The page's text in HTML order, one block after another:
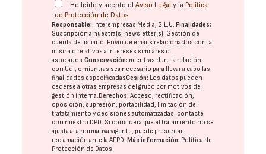
He leído y acepto elAviso Legal y la Política
de Protección de Datos
Responsable: Interempresas Media, S.L.U. Finalidades:
Suscripción a nuestra(s) newsletter(s). Gestión de
cuenta de usuario. Envío de emails relacionados con la
misma o relativos a intereses similares o
asociados.Conservación: mientras dure la relación
con Ud., o mientras sea necesario para llevar a cabo las
finalidades especificadasCesión: Los datos pueden
cederse a otras empresas del grupo por motivos de
gestión interna. Derechos: Acceso, rectificación,
oposición, supresión, portabilidad, limitación del
tratatamiento y decisiones automatizadas: contacte
con nuestro DPD. Si considera que el tratamiento no se
ajusta a la normativa vigente, puede presentar
reclamación ante laAEPD. Más información: Política de
Protección de Datos